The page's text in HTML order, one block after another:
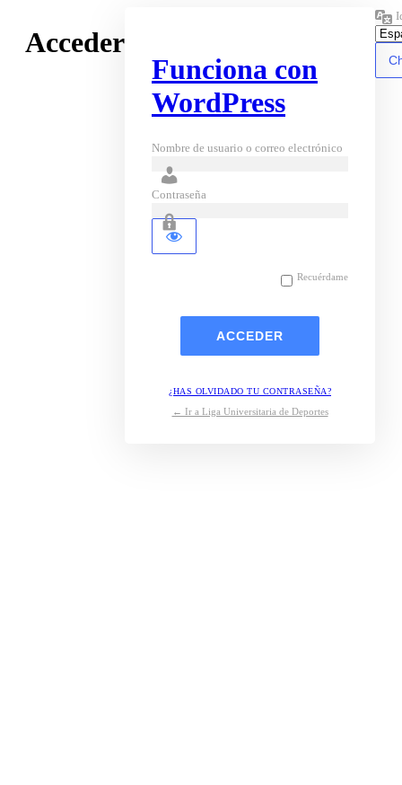
Acceder
Funciona con
WordPress
Nombre de usuario o correo electrónico
Contraseña
Recuérdame
¿HAS OLVIDADO TU CONTRASEÑA?
← Ir a Liga Universitaria de Deportes